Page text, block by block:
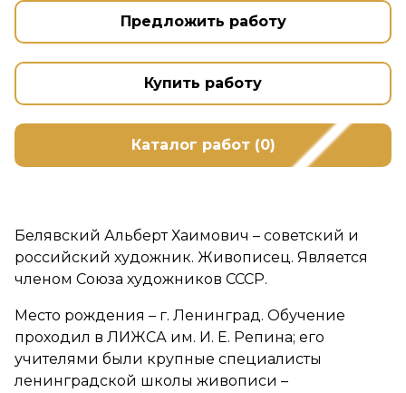
Предложить работу
Купить работу
Каталог работ (0)
Белявский Альберт Хаимович – советский и
российский художник. Живописец. Является
членом Союза художников СССР.
Место рождения – г. Ленинград. Обучение
проходил в ЛИЖСА им. И. Е. Репина; его
учителями были крупные специалисты
ленинградской школы живописи –